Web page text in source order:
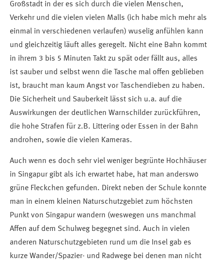
Großstadt in der es sich durch die vielen Menschen,
Verkehr und die vielen vielen Malls (ich habe mich mehr als
einmal in verschiedenen verlaufen) wuselig anfühlen kann
und gleichzeitig läuft alles geregelt. Nicht eine Bahn kommt
in ihrem 3 bis 5 Minuten Takt zu spät oder fällt aus, alles
ist sauber und selbst wenn die Tasche mal offen geblieben
ist, braucht man kaum Angst vor Taschendieben zu haben.
Die Sicherheit und Sauberkeit lässt sich u.a. auf die
Auswirkungen der deutlichen Warnschilder zurückführen,
die hohe Strafen für z.B. Littering oder Essen in der Bahn
androhen, sowie die vielen Kameras.
Auch wenn es doch sehr viel weniger begrünte Hochhäuser
in Singapur gibt als ich erwartet habe, hat man anderswo
grüne Fleckchen gefunden. Direkt neben der Schule konnte
man in einem kleinen Naturschutzgebiet zum höchsten
Punkt von Singapur wandern (weswegen uns manchmal
Affen auf dem Schulweg begegnet sind. Auch in vielen
anderen Naturschutzgebieten rund um die Insel gab es
kurze Wander/Spazier- und Radwege bei denen man nicht